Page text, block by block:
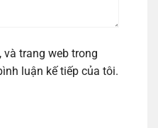
và trang web trong
luận kế tiếp của tôi.